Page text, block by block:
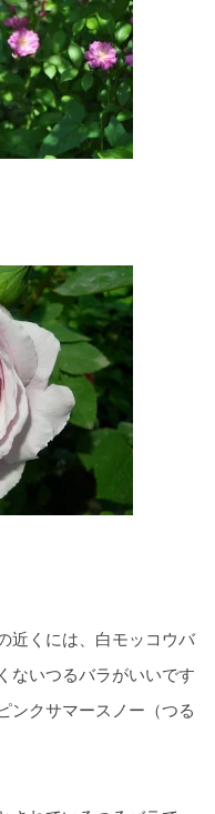
近くには、白モッコウバ
ないつるバラがいいです
ンクサマースノー（つる